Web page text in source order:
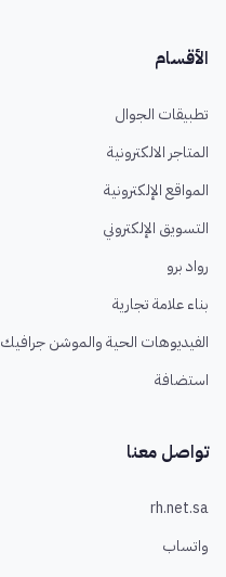
الأقسام
تطبيقات الجوال
المتاجر الالكترونية
المواقع الإلكترونية
التسويق الإلكتروني
رواد برو
بناء علامة تجارية
الفيديوهات الحية والموشن جرافيك
استضافة
تواصل معنا
rh.net.sa
واتساب